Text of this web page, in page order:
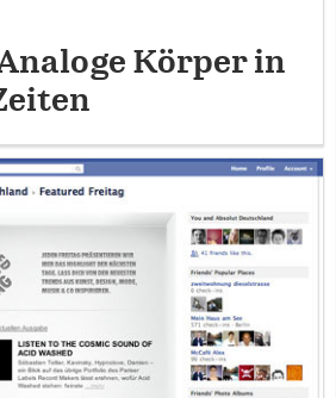
Körper in